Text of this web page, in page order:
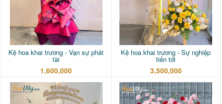
Kệ hoa khai trương - Vạn sự phát
tài
1,600,000
Kệ hoa khai trương - Sự nghiệp
tiến tới
3,500,000